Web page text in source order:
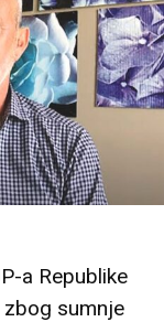
a Republike
zbog sumnje